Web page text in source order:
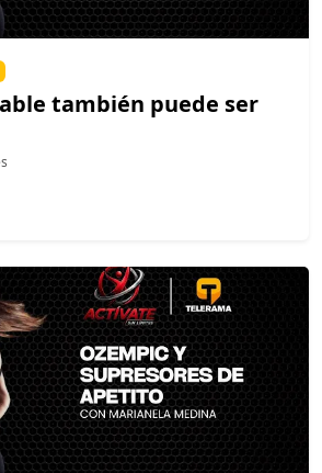
también puede ser